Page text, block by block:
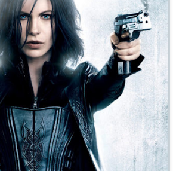
ПереводКураж-Бамбей
Подростковая жестокость
Призраки
Про апокалипсис
Про богов
Про ведьм
Про выживание
Про гонки